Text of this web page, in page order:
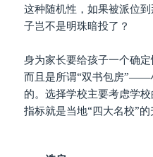
这种随机性，如果被派位
子岂不是明珠暗投了？
身为家长要给孩子一个确
而且是所谓“双书包房”——
的。选择学校主要考虑学
指标就是当地“四大名校”的